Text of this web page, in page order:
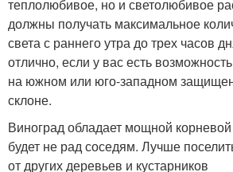
теплолюбивое, но и светолюбивое
должны получать максимальное
света с раннего утра до трех часов
отлично, если у вас есть
на южном или юго-западном
склоне.
Виноград обладает мощной
будет не рад соседям. Лучше
от других деревьев и кустарников